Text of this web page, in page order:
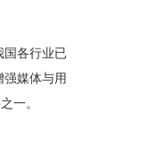
各行业已
强媒体与用
一。